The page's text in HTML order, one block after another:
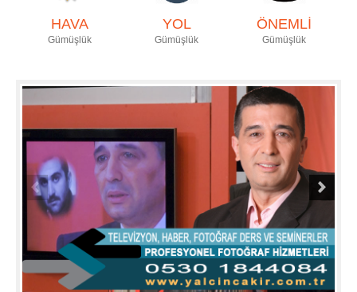
HAVA
Gümüşlük
YOL
Gümüşlük
ÖNEMLİ
Gümüşlük